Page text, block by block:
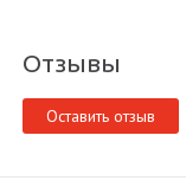
Отзывы
Оставить отзыв